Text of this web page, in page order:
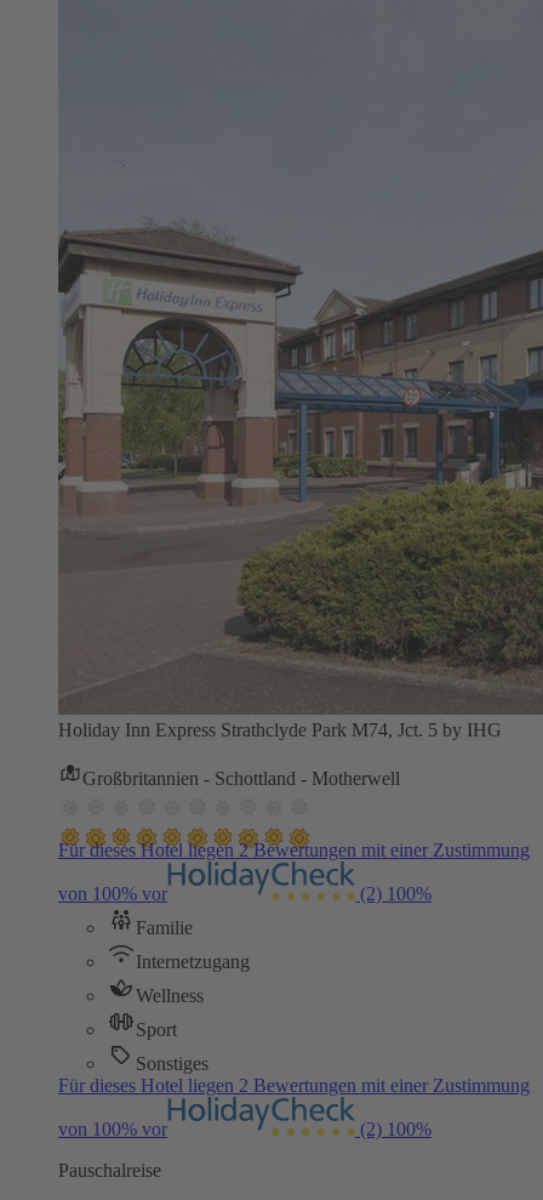
Holiday Inn Express Strathclyde Park M74, Jct. 5 by IHG
Großbritannien - Schottland - Motherwell
Für dieses Hotel liegen 2 Bewertungen mit einer Zustimmung
von 100% vor (2) 100%
Familie
Internetzugang
Wellness
Sport
Sonstiges
Für dieses Hotel liegen 2 Bewertungen mit einer Zustimmung
von 100% vor (2) 100%
Pauschalreise